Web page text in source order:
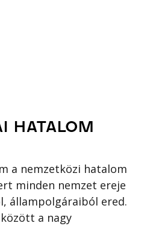
HATALOM
a nemzetközi hatalom
minden nemzet ereje
állampolgáraiból ered.
a nagy